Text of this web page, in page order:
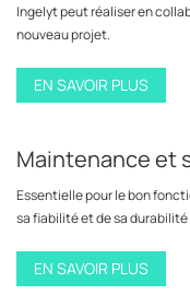
Ingelyt peut réaliser en
nouveau projet.
EN SAVOIR PLUS
Maintenance et
Essentielle pour le bon
sa fiabilité et de sa durabilité
EN SAVOIR PLUS